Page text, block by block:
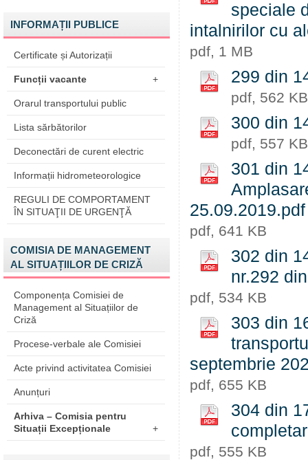
INFORMAȚII PUBLICE
Certificate și Autorizații
Funcții vacante +
Orarul transportului public
Lista sărbătorilor
Deconectări de curent electric
Informații hidrometeorologice
REGULI DE COMPORTAMENT
ÎN SITUAŢII DE URGENŢĂ
COMISIA DE MANAGEMENT
AL SITUAȚIILOR DE CRIZĂ
Componența Comisiei de
Management al Situațiilor de
Criză
Procese-verbale ale Comisiei
Acte privind activitatea Comisiei
Anunțuri
Arhiva – Comisia pentru
Situații Excepționale
+
speciale
intalnirilor cu
pdf, 1 MB
299 din
pdf, 562 KB
300 din
pdf, 557 KB
301 din
25.09.2019.pdf
pdf, 641 KB
302 din
nr.292
pdf, 534 KB
303 din
septembrie
pdf, 655 KB
304 din
pdf, 555 KB